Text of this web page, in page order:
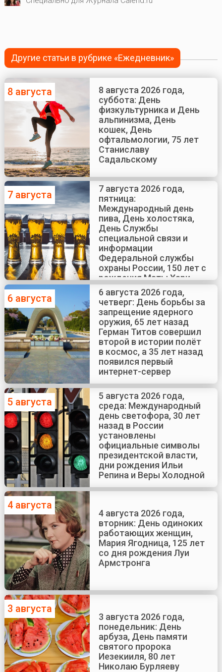
Другие статьи в рубрике «Ежедневник»
8 августа
8 августа 2026 года,
суббота: День
физкультурника и День
альпинизма, День
кошек, День
офтальмологии, 75 лет
Станиславу
Садальскому
7 августа
7 августа 2026 года,
пятница:
Международный день
пива, День холостяка,
День Службы
специальной связи и
информации
Федеральной службы
охраны России, 150 лет с
рождения Маты Хари
6 августа
6 августа 2026 года,
четверг: День борьбы за
запрещение ядерного
оружия, 65 лет назад
Герман Титов совершил
второй в истории полёт
в космос, а 35 лет назад
появился первый
интернет-сервер
5 августа
5 августа 2026 года,
среда: Международный
день светофора, 30 лет
назад в России
установлены
официальные символы
президентской власти,
дни рождения Ильи
Репина и Веры Холодной
4 августа
4 августа 2026 года,
вторник: День одиноких
работающих женщин,
Мария Ягодница, 125 лет
со дня рождения Луи
Армстронга
3 августа
3 августа 2026 года,
понедельник: День
арбуза, День памяти
святого пророка
Иезекииля, 80 лет
Николаю Бурляеву